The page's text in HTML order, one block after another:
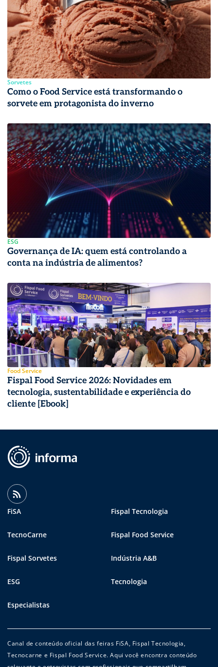
Sorvetes
Como o Food Service está transformando o
sorvete em protagonista do inverno
ESG
Governança de IA: quem está controlando a
conta na indústria de alimentos?
Food Service
Fispal Food Service 2026: Novidades em
tecnologia, sustentabilidade e experiência do
cliente [Ebook]
FiSA Fispal Tecnologia
TecnoCarne Fispal Food Service
Fispal Sorvetes Indústria A&B
ESG Tecnologia
Especialistas
Canal de conteúdo oficial das feiras FiSA, Fispal Tecnologia,
Tecnocarne e Fispal Food Service. Aqui você encontra conteúdo